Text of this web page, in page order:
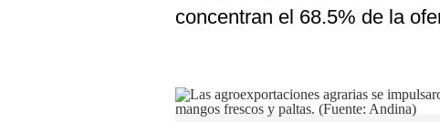
concentran el 68.5% de la